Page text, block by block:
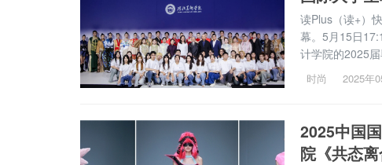
读Plus（读+）
幕。5月15日
计学院的2025
上闪耀亮相。
纬交织，唤醒
时尚 2025年
2025中国
院《共态离